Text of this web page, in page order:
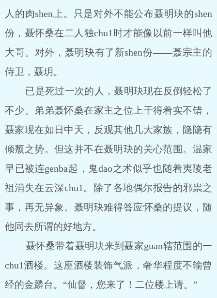
人的肉shen上。只是对外不能公布聂明玦的shen
份，聂怀桑在二人独chu1时才能像以前一样叫他
大哥。对外，聂明玦有了新shen份——聂宗主的
侍卫，聂玥。
已是死过一次的人，聂明玦现在反倒轻松了
不少。弟弟聂怀桑在家主之位上干得着实不错，
聂家现在如日中天，反观其他几大家族，隐隐有
倾颓之势。但这并不在聂明玦的关心范围。温家
早已被连genba起，鬼dao之术似乎也随着夷陵老
祖消失在云深chu1。除了各地偶尔报告的邪祟之
事，再无异象。聂明玦难得答应怀桑的提议，随
他同去所谓的好地方。
聂怀桑带着聂明玦来到聂家guan辖范围的一
chu1酒楼。这座酒楼装饰气派，奢华程度不输曾
经的金麟台。“仙督，您来了！二位楼上请。”